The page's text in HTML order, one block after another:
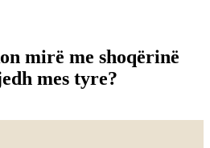
mirë me shoqërinë
mes tyre?